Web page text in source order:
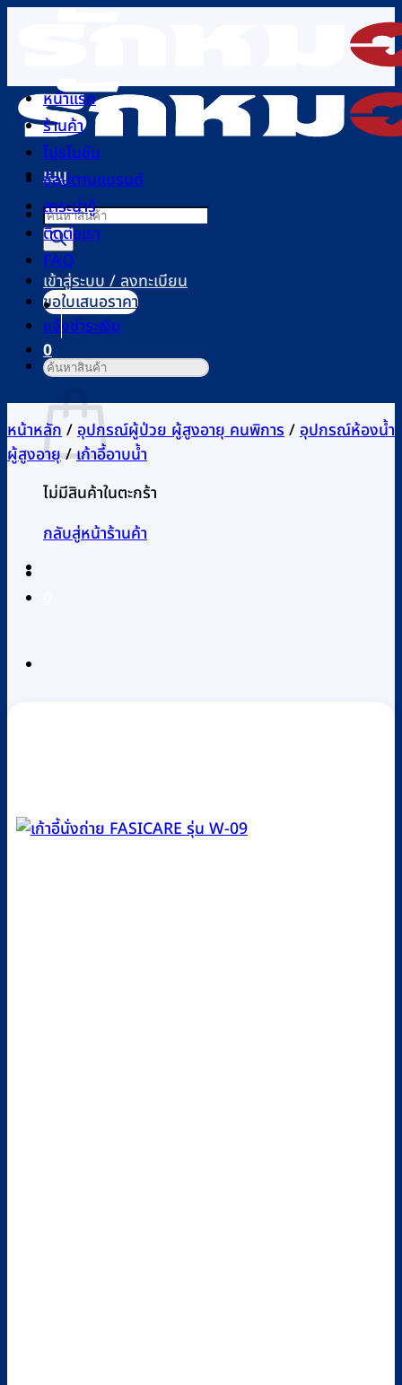
เนื้อหา
เมนู
Products
search
เข้าสู่ระบบ / ลงทะเบียน
0
ตะกร้าสินค้า
ไม่มีสินค้าในตะกร้า
กลับสู่หน้าร้านค้า
หน้าแรก
ร้านค้า
โปรโมชัน
ช้อปตามแบรนด์
สาระน่ารู้
ติดต่อเรา
FAQ
ขอใบเสนอราคา
แจ้งชำระเงิน
ค้นหา:
หน้าหลัก/อุปกรณ์ผู้ป่วย ผู้สูงอายุ คนพิการ/อุปกรณ์ห้องน้ำ
ผู้สูงอายุ/เก้าอี้อาบน้ำ